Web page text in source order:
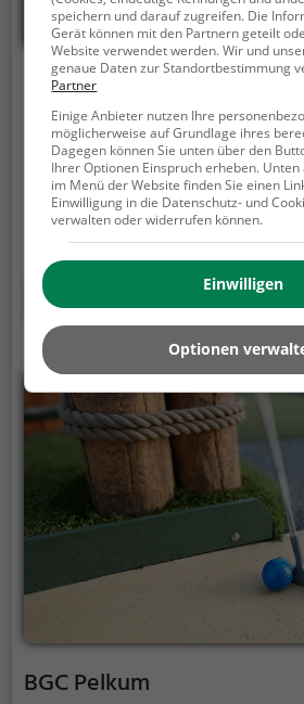
Fitnesspark Hamm
Seilfahrt Schacht Franz, 59077 Hamm
Der Fitnesspark Hamm ist ein
Der Fitnesspark Hamm ist die
für alle, die gerne Sport
trainieren, aber keine Lust auf
Fitnessstudios haben. Kraft-
wie im Fitnessstudio aber an
Fitnesspark Hamm findest du
dein Training:
Mehr erfahren
BGC Pelkum
speichern und darauf zugreifen. Die
Gerät können mit den Partnern geteilt
Website verwendet werden. Wir und
genaue Daten zur Standortbestimmung
Partner
Einige Anbieter nutzen Ihre
möglicherweise auf Grundlage ihres
Dagegen können Sie unten über den
Ihrer Optionen Einspruch erheben.
im Menü der Website finden Sie einen
Einwilligung in die Datenschutz- und
verwalten oder widerrufen können.
Einwilligen
Optionen